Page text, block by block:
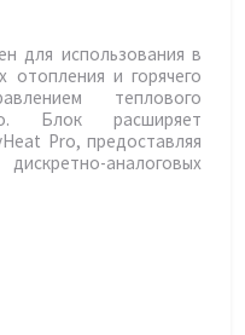
для использования в
отопления и горячего
теплового
Блок расширяет
Pro, предоставляя
аналоговых